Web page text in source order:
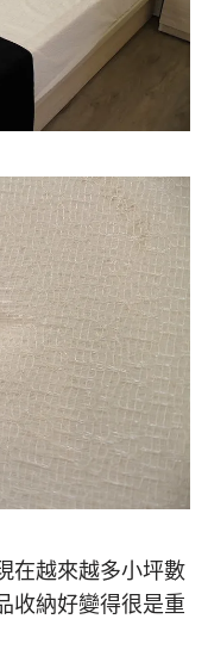
在越來越多小坪數
收納好變得很是重